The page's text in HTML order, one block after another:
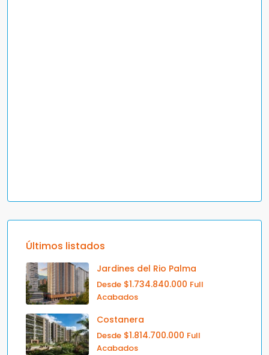
Últimos listados
Jardines del Rio Palma
Desde $1.734.840.000 Full
Acabados
Costanera
Desde $1.814.700.000 Full
Acabados